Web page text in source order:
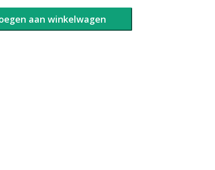
aan winkelwagen